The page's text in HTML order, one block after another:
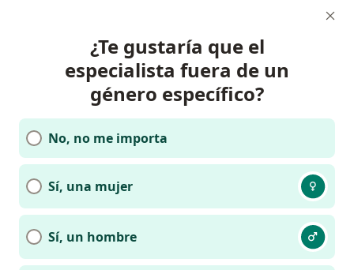
¿Te gustaría que el
especialista fuera de un
género específico?
No, no me importa
Sí, una mujer
Sí, un hombre